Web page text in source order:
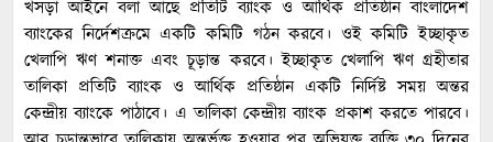
খসড়া আইনে বলা আছে প্রতিটি ব্যাংক ও আর্থিক প্রতিষ্ঠান বাংলাদেশ
ব্যাংকের নির্দেশক্রমে একটি কমিটি গঠন করবে। ওই কমিটি ইচ্ছাকৃত
খেলাপি ঋণ শনাক্ত এবং চূড়ান্ত করবে। ইচ্ছাকৃত খেলাপি ঋণ গ্রহীতার
তালিকা প্রতিটি ব্যাংক ও আর্থিক প্রতিষ্ঠান একটি নির্দিষ্ট সময় অন্তর
কেন্দ্রীয় ব্যাংকে পাঠাবে। এ তালিকা কেন্দ্রীয় ব্যাংক প্রকাশ করতে পারবে।